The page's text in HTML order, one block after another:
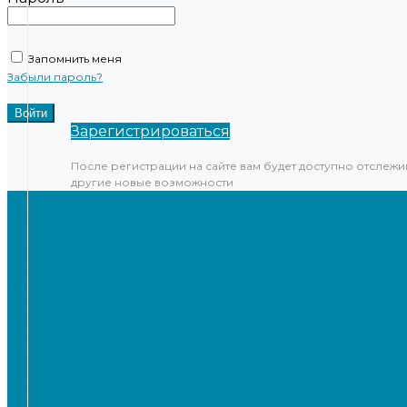
Запомнить меня
Забыли пароль?
Зарегистрироваться
После регистрации на сайте вам будет доступно
другие новые возможности